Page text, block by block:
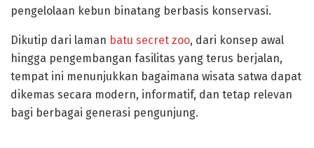
pengelolaan kebun binatang berbasis konservasi.
Dikutip dari laman batu secret zoo, dari konsep awal
hingga pengembangan fasilitas yang terus berjalan,
tempat ini menunjukkan bagaimana wisata satwa dapat
dikemas secara modern, informatif, dan tetap relevan
bagi berbagai generasi pengunjung.